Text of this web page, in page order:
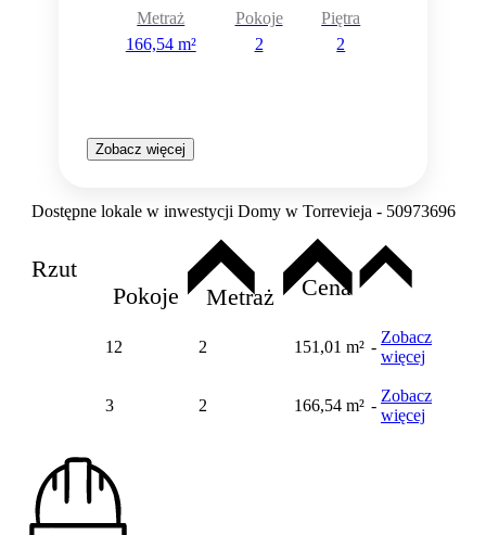
Metraż
166,54 m²
Pokoje
2
Piętra
2
Zobacz więcej
Dostępne lokale w inwestycji Domy w Torrevieja - 50973696
Rzut
Pokoje
Metraż Cena
12 2 151,01 m² -
Zobacz
więcej
3 2 166,54 m² -
Zobacz
więcej